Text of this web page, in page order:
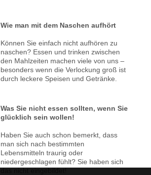
Wie man mit dem Naschen aufhört
Können Sie einfach nicht aufhören zu
naschen? Essen und trinken zwischen
den Mahlzeiten machen viele von uns –
besonders wenn die Verlockung groß ist
durch leckere Speisen und Getränke.
Was Sie nicht essen sollten, wenn Sie
glücklich sein wollen!
Haben Sie auch schon bemerkt, dass
man sich nach bestimmten
Lebensmitteln traurig oder
niedergeschlagen fühlt? Sie haben sich
das nicht eingebildet!